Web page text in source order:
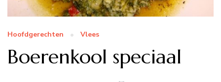
Hoofdgerechten Vlees
Boerenkool speciaal